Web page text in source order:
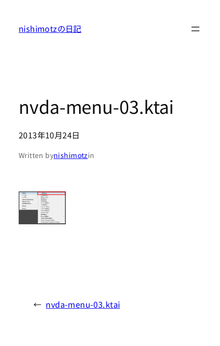
nishimotzの日記
nvda-menu-03.ktai
2013年10月24日
Written bynishimotzin
← nvda-menu-03.ktai